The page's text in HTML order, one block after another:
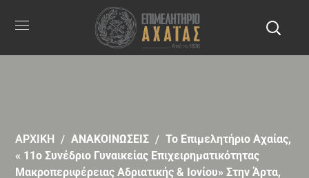
ΑΡΧΙΚΗ ΑΝΑΚΟΙΝΩΣΕΙΣ
Το Επιμελητήριο Αχαίας,
« 11ο Συνέδριο Γυναικείας Επιχειρηματικότητας
Μακροπεριφέρειας Αδριατικής & Ιονίου» Στην Άρτα,